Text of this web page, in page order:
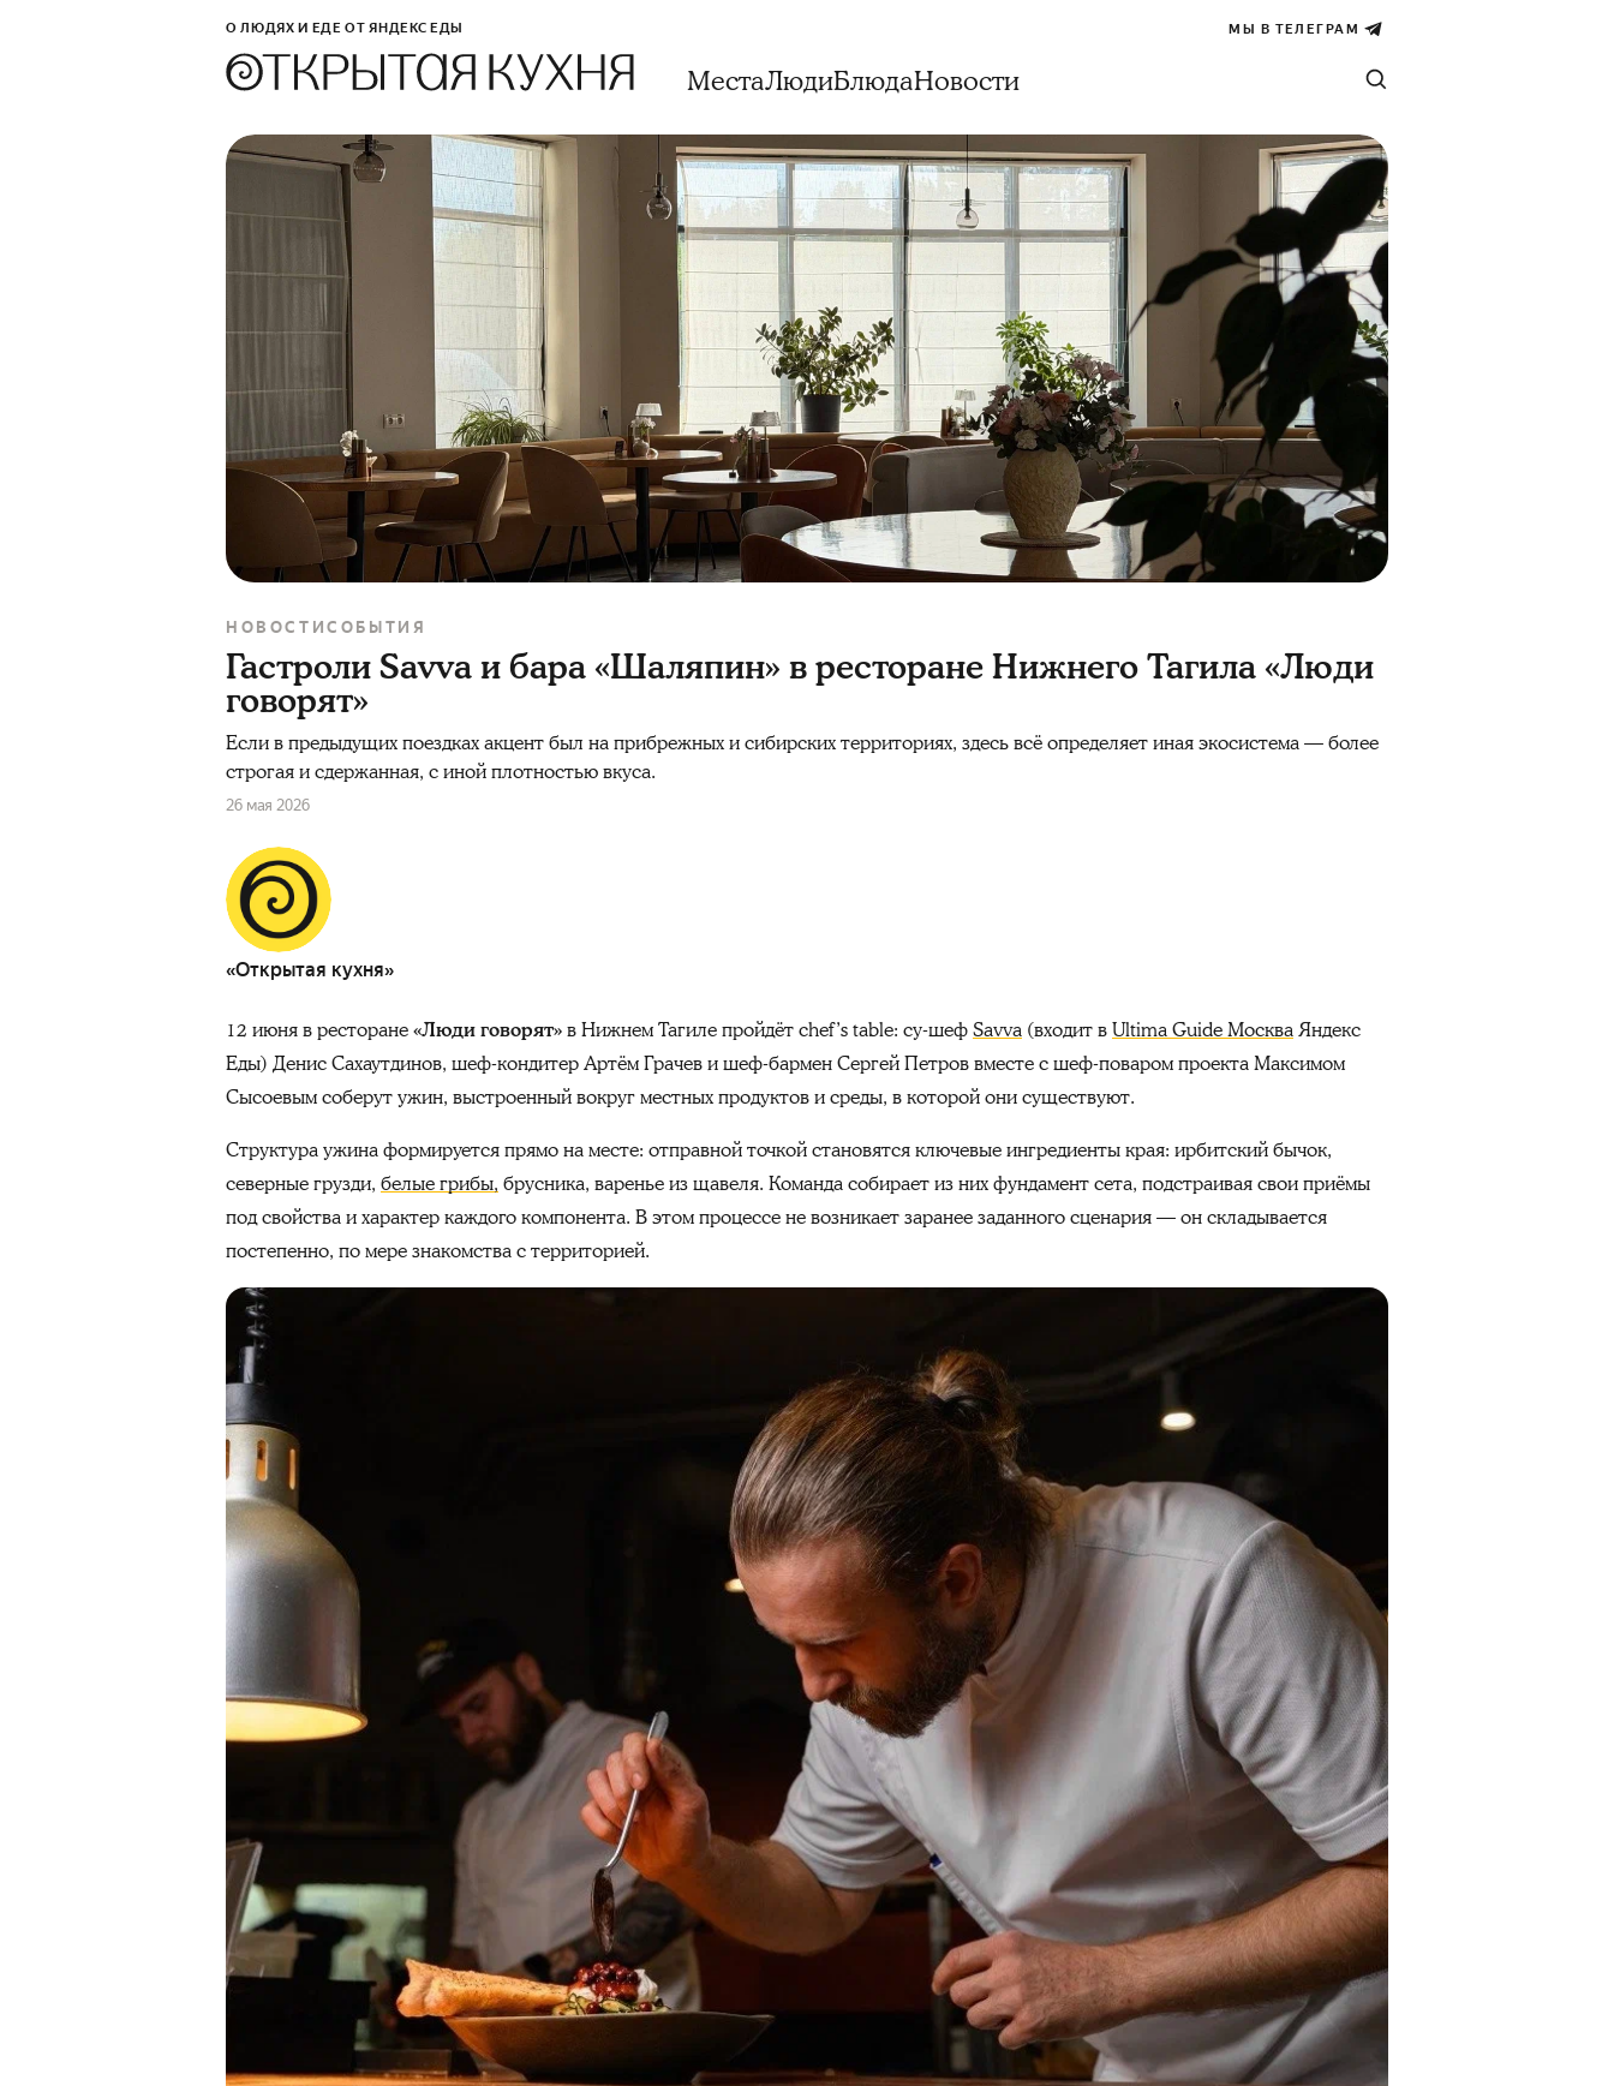
О ЛЮДЯХ И ЕДЕ ОТ ЯНДЕКС ЕДЫ МЫ В ТЕЛЕГРАМ
МестаЛюдиБлюдаНовости
НОВОСТИСОБЫТИЯ
Гастроли Savva и бара «Шаляпин» в ресторане Нижнего Тагила «Люди
говорят»
Если в предыдущих поездках акцент был на прибрежных и сибирских территориях, здесь всё определяет иная экосистема — более
строгая и сдержанная, с иной плотностью вкуса.
26 мая 2026
«Открытая кухня»
12 июня в ресторане«Люди говорят»в Нижнем Тагиле пройдёт chef’s table: су-шефSavva (входит вUltima Guide МоскваЯндекс
Еды) Денис Сахаутдинов, шеф-кондитер Артём Грачев и шеф-бармен Сергей Петров вместе с шеф-поваром проекта Максимом
Сысоевым соберут ужин, выстроенный вокруг местных продуктов и среды, в которой они существуют.
Структура ужина формируется прямо на месте: отправной точкой становятся ключевые ингредиенты края: ирбитский бычок,
северные грузди, белые грибы, брусника, варенье из щавеля. Команда собирает из них фундамент сета, подстраивая свои приёмы
под свойства и характер каждого компонента. В этом процессе не возникает заранее заданного сценария — он складывается
постепенно, по мере знакомства с территорией.